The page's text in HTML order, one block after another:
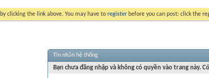
by clicking the link above. You may have to register before you can post: click the
Tin nhắn hệ thống
Bạn chưa đăng nhập và không có quyền vào trang này.